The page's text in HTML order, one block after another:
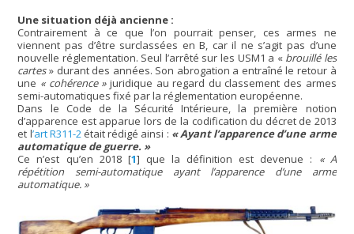
Une situation déjà ancienne :
Contrairement à ce que l’on pourrait penser, ces armes ne
viennent pas d’être surclassées en B, car il ne s’agit pas d’une
nouvelle réglementation. Seul l’arrêté sur les USM1 a « brouillé les
cartes» durant des années. Son abrogation a entraîné le retour à
une « cohérence »juridique au regard du classement des armes
semi-automatiques fixé par la réglementation européenne.
Dans le Code de la Sécurité Intérieure, la première notion
d’apparence est apparue lors de la codification du décret de 2013
et l’art R311-2était rédigé ainsi : « Ayant l’apparence d’une arme
automatique de guerre. »
Ce n’est qu’en 2018[1] que la définition est devenue : « A
répétition semi-automatique ayant l’apparence d’une arme
automatique. »